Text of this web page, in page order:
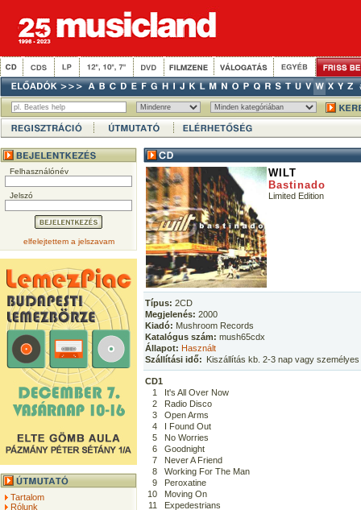
Felhasználónév
Jelszó
elfelejtettem a jelszavam
Tartalom
Rólunk
WILT
Bastinado
Limited Edition
Típus: 2CD
Megjelenés: 2000
Kiadó: Mushroom Records
Katalógus szám: mush65cdx
Állapot: Használt
Szállítási idő: Kiszállítás kb. 2-3 nap vagy
CD1
1
It's All Over Now
2
Radio Disco
3
Open Arms
4
I Found Out
5
No Worries
6
Goodnight
7
Never A Friend
8
Working For The Man
9
Peroxatine
10
Moving On
11
Expedestrians